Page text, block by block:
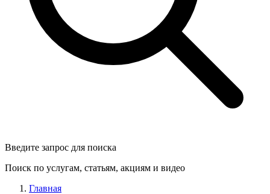
Введите запрос для поиска
Поиск по услугам, статьям, акциям и видео
Главная